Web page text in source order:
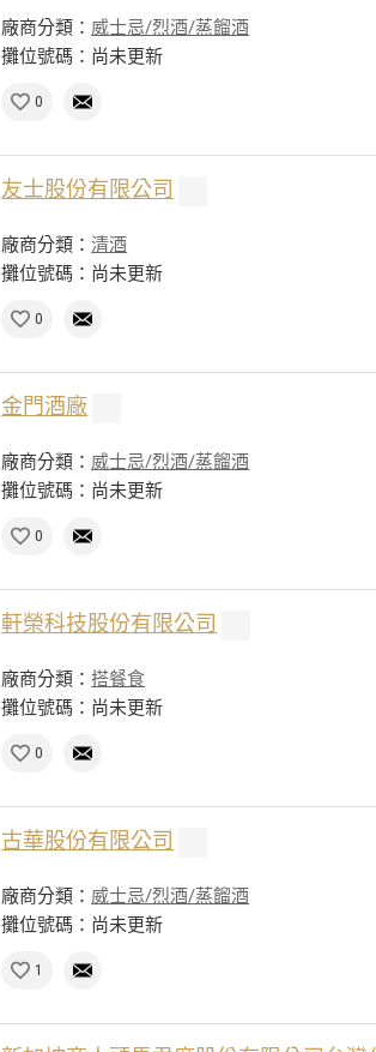
廠商分類： 威士忌/烈酒/蒸餾酒
攤位號碼：尚未更新
0
友士股份有限公司
廠商分類：清酒
攤位號碼：尚未更新
0
金門酒廠
廠商分類： 威士忌/烈酒/蒸餾酒
攤位號碼：尚未更新
0
軒榮科技股份有限公司
廠商分類：搭餐食
攤位號碼：尚未更新
0
古華股份有限公司
廠商分類： 威士忌/烈酒/蒸餾酒
攤位號碼：尚未更新
1